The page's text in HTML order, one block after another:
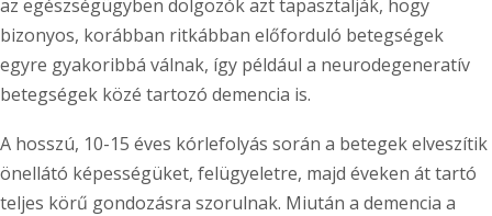
az egészségügyben dolgozók azt tapasztalják, hogy
bizonyos, korábban ritkábban előforduló betegségek
egyre gyakoribbá válnak, így például a neurodegeneratív
betegségek közé tartozó demencia is.
A hosszú, 10-15 éves kórlefolyás során a betegek elveszítik
önellátó képességüket, felügyeletre, majd éveken át tartó
teljes körű gondozásra szorulnak. Miután a demencia a